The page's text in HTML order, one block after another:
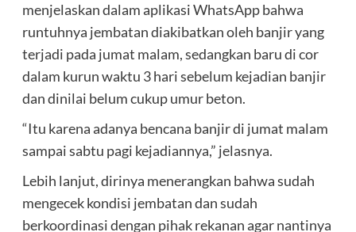
menjelaskan dalam aplikasi WhatsApp bahwa
runtuhnya jembatan diakibatkan oleh banjir yang
terjadi pada jumat malam, sedangkan baru di cor
dalam kurun waktu 3 hari sebelum kejadian banjir
dan dinilai belum cukup umur beton.
“Itu karena adanya bencana banjir di jumat malam
sampai sabtu pagi kejadiannya,” jelasnya.
Lebih lanjut, dirinya menerangkan bahwa sudah
mengecek kondisi jembatan dan sudah
berkoordinasi dengan pihak rekanan agar nantinya